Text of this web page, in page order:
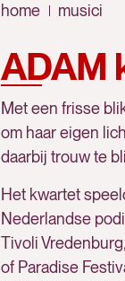
home musici
ADAM
Met een frisse
om haar eigen
daarbij trouw te
Het kwartet
Nederlandse
Tivoli
of Paradise